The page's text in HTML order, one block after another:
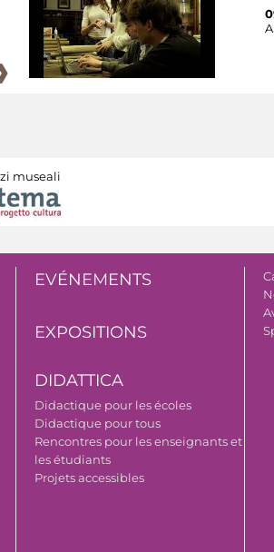
museali
EVÉNEMENTS
EXPOSITIONS
DIDATTICA
Didactique pour les écoles
Didactique pour tous
Rencontres pour les enseignants et
les étudiants
Projets accessibles